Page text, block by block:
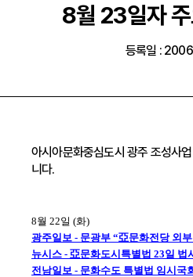
8월 23일자
등록일 :
아시아문화중심도시 광주 조성사
니다.
8월 22일 (화)
광주일보 - 문광부 “亞문화전당 외
뉴시스 - 亞문화도시특별법 23일 법
전남일보 - 문화수도 특별법 임시국